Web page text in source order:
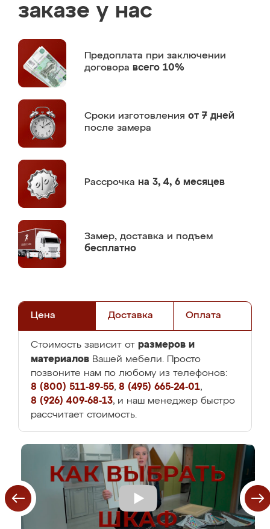
заказе у нас
Предоплата при заключении
договора всего 10%
Сроки изготовления от 7 дней
после замера
Рассрочка на 3, 4, 6 месяцев
Замер, доставка и подъем
бесплатно
Цена Доставка Оплата
Стоимость зависит от размеров и
материалов Вашей мебели. Просто
позвоните нам по любому из телефонов:
8 (800) 511-89-55, 8 (495) 665-24-01,
8 (926) 409-68-13, и наш менеджер быстро
рассчитает стоимость.